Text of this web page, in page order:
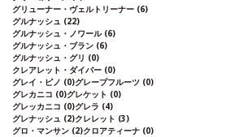
グリューナー・ヴェルトリーナー (6)
グルナッシュ (22)
グルナッシュ・ノワール (6)
グルナッシュ・ブラン (6)
グルナッシュ・グリ (0)
クレアレット・ダイバー (0)
グレイ・ピノ (0)グレープフルーツ (0)
グレカニコ (0)グレケット (0)
グレッカニコ (0)グレラ (4)
グレナッシュ (2)クレレット (3)
グロ・マンサン (2)クロアティーナ (0)